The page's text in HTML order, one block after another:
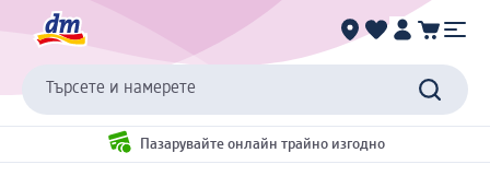
Търсете и намерете
Пазарувайте онлайн трайно изгодно